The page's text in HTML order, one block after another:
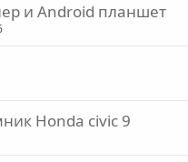
и Android планшет
Honda civic 9